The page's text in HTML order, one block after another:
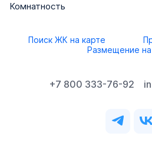
Комнатность
Поиск ЖК на карте
Размещение на
+7 800 333-76-92